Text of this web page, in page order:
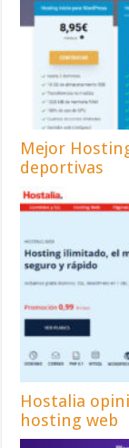
Mejor
deportivas
Hostalia
hosting web